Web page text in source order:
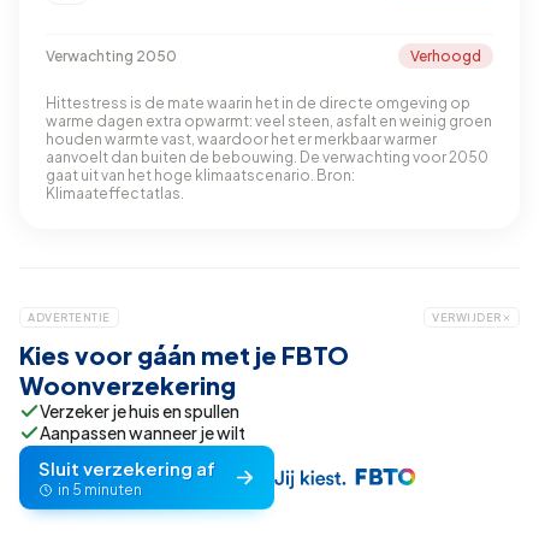
Verwachting 2050 Verhoogd
Hittestress is de mate waarin het in de directe omgeving op
warme dagen extra opwarmt: veel steen, asfalt en weinig groen
houden warmte vast, waardoor het er merkbaar warmer
aanvoelt dan buiten de bebouwing. De verwachting voor 2050
gaat uit van het hoge klimaatscenario. Bron:
Klimaateffectatlas.
ADVERTENTIE VERWIJDER
Kies voor gáán met je FBTO
Woonverzekering
Verzeker je huis en spullen
Aanpassen wanneer je wilt
Sluit verzekering af
in 5 minuten